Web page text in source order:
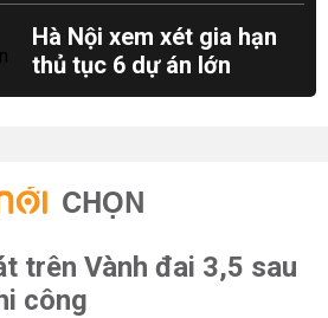
Hà Nội xem xét gia hạn
thủ tục 6 dự án lớn
CHỌN
trên Vành đai 3,5 sau
công